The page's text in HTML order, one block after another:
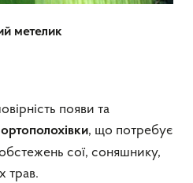
метелик
появи та
, що потребує
сої, соняшнику,
трав.